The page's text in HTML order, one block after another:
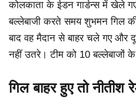
कोलकाता के ईडन गार्डन्स में खेले
बल्लेबाजी करते समय शुभमन गिल
बाद वह मैदान से बाहर चले गए और
नहीं उतरे। टीम को 10 बल्लेबाजों
गिल बाहर हुए तो नीतीश